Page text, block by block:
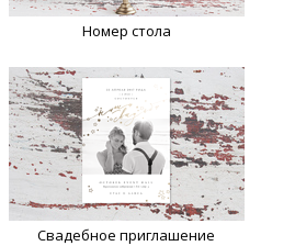
Номер стола
Свадебное приглашение